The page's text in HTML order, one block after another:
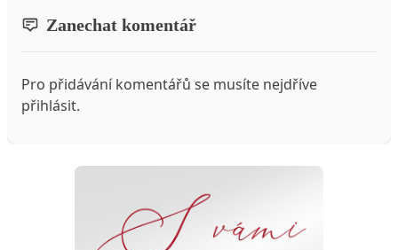
Zanechat komentář
Pro přidávání komentářů se musíte nejdříve
přihlásit.